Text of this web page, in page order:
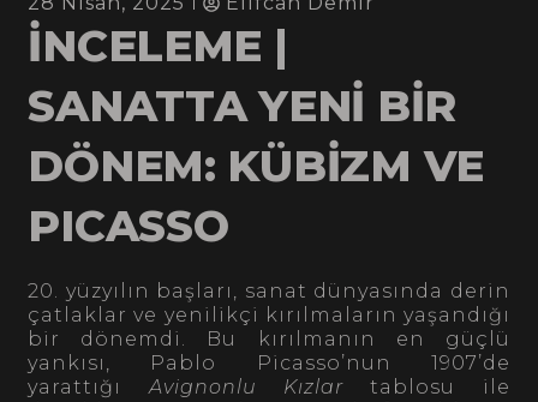
İNCELEME |
SANATTA YENİ BİR
DÖNEM: KÜBİZM VE
PICASSO
20. yüzyılın başları, sanat dünyasında derin
çatlaklar ve yenilikçi kırılmaların yaşandığı
bir dönemdi. Bu kırılmanın en güçlü
yankısı, Pablo Picasso’nun 1907’de
yarattığı Avignonlu Kızlar tablosu ile